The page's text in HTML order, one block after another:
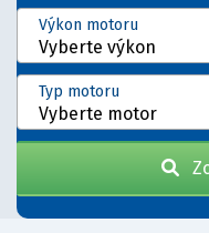
Vyberte výkon
Výkon motoru
Vyberte motor
Typ motoru